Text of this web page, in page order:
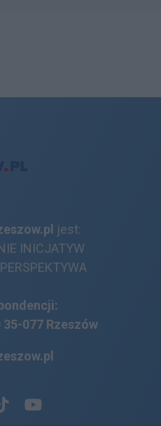
jest:
INICJATYW
35-077 Rzeszów
Tiktok.com
Youtube.com